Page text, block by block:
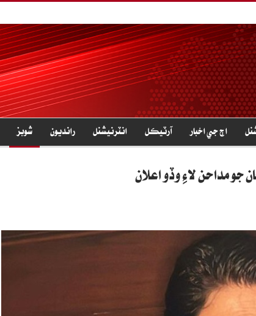
اڄ جي اخبار آرٽيڪل انٽرنيشنل رانديون شوبز
جو مداحن لاءِ وڏو اعلان